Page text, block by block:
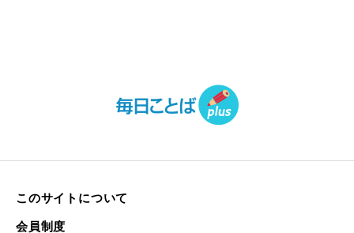
このサイトについて
会員制度